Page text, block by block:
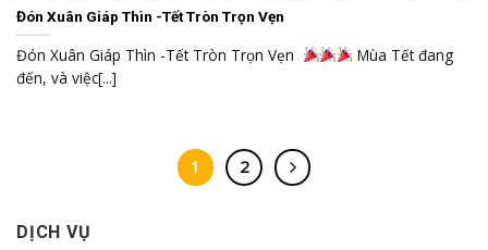
Đón Xuân Giáp Thìn -Tết Tròn Trọn Vẹn
Đón Xuân Giáp Thìn -Tết Tròn Trọn Vẹn
Mùa Tết đang
đến, và việc[...]
1 2
DỊCH VỤ